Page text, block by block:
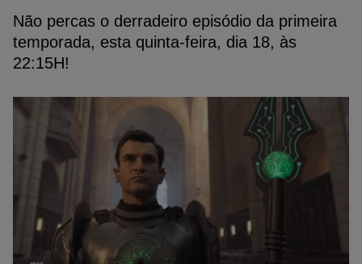
Não percas o derradeiro episódio da primeira
temporada, esta quinta-feira, dia 18, às
22:15H!